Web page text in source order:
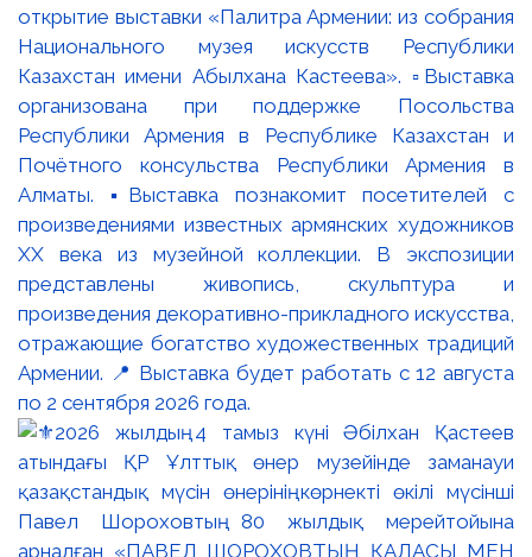
открытие выставки «Палитра Армении: из собрания
Национального музея искусств Республики
Казахстан имени Абылхана Кастеева». ▫️Выставка
организована при поддержке Посольства
Республики Армения в Республике Казахстан и
Почётного консульства Республики Армения в
Алматы. ▪️Выставка познакомит посетителей с
произведениями известных армянских художников
XX века из музейной коллекции. В экспозиции
представлены живопись, скульптура и
произведения декоративно-прикладного искусства,
отражающие богатство художественных традиций
Армении. 📍 Выставка будет работать с 12 августа
по 2 сентября 2026 года.